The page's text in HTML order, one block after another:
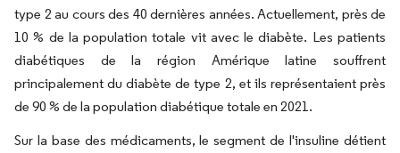
type 2 au cours des 40 dernières années. Actuellement, près de
10 % de la population totale vit avec le diabète. Les patients
diabétiques de la région Amérique latine souffrent
principalement du diabète de type 2, et ils représentaient près
de 90 % de la population diabétique totale en 2021.
Sur la base des médicaments, le segment de l'insuline détient